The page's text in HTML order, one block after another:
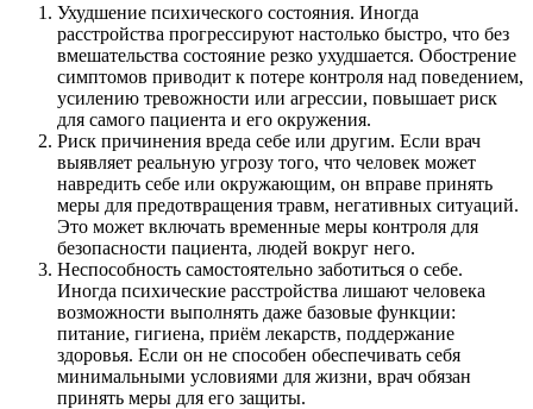
Ухудшение психического состояния. Иногда
расстройства прогрессируют настолько быстро, что без
вмешательства состояние резко ухудшается. Обострение
симптомов приводит к потере контроля над поведением,
усилению тревожности или агрессии, повышает риск
для самого пациента и его окружения.
Риск причинения вреда себе или другим. Если врач
выявляет реальную угрозу того, что человек может
навредить себе или окружающим, он вправе принять
меры для предотвращения травм, негативных ситуаций.
Это может включать временные меры контроля для
безопасности пациента, людей вокруг него.
Неспособность самостоятельно заботиться о себе.
Иногда психические расстройства лишают человека
возможности выполнять даже базовые функции:
питание, гигиена, приём лекарств, поддержание
здоровья. Если он не способен обеспечивать себя
минимальными условиями для жизни, врач обязан
принять меры для его защиты.